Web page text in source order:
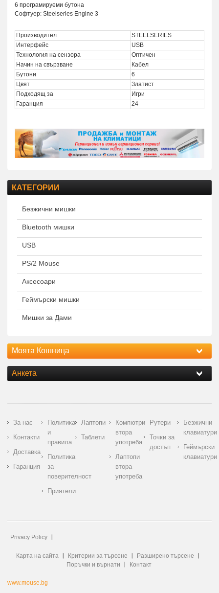
6 програмируеми бутона
Софтуер: Steelseries Engine 3
Производител
STEELSERIES
Интерфейс
USB
Технология на сензора
Оптичен
Начин на свързване
Кабел
Бутони
6
Цвят
Златист
Подходящ за
Игри
Гаранция
24
КАТЕГОРИИ
Безжични мишки
Bluetooth мишки
USB
PS/2 Mouse
Аксесоари
Геймърски мишки
Мишки за Дами
Моята Кошница
Анкета
За нас
Контакти
Доставка
Гаранция
Политика
и
правила
Политика
за
поверителност
Приятели
Лаптопи
Таблети
Компютри
втора
употреба
Лаптопи
втора
употреба
Рутери
Точки за
достъп
Безжични
клавиатури
Геймърски
клавиатури
Privacy Policy
Карта на сайта Критерии за търсене
Разширено търсене
Поръчки и върнати
Контакт
www.mouse.bg